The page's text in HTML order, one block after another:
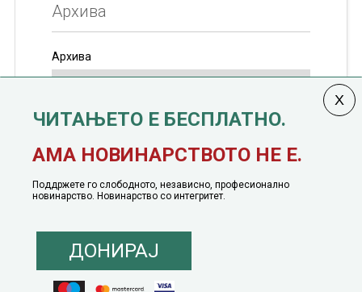
Архива
Архива
јануари, 1991 година
Понуда за политичко рекламирање
ЧИТАЊЕТО Е БЕСПЛАТНО.
АМА НОВИНАРСТВОТО НЕ Е.
Поддржете го слободното, независно, професионално
новинарство. Новинарство со интегритет.
ДОНИРАЈ